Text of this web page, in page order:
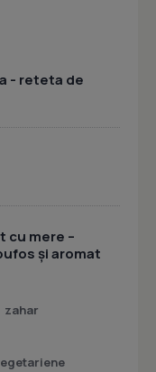
- reteta de
cu mere –
și aromat
zahar